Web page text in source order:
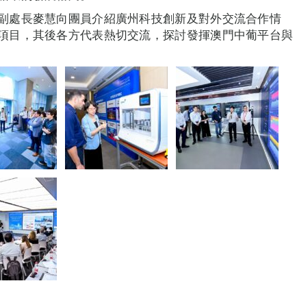
處長麥慧向團員介紹廣州科技創新及對外交流合作情
目，其後各方代表熱切交流，探討發揮澳門中葡平台與